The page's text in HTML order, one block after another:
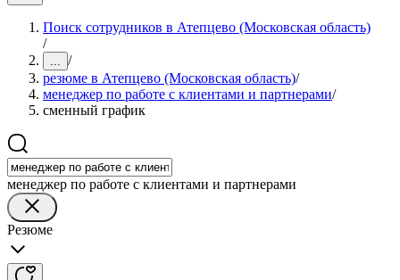
Поиск сотрудников в Атепцево (Московская область)
/
... /
резюме в Атепцево (Московская область)/
менеджер по работе с клиентами и партнерами/
сменный график
менеджер по работе с клиентами и партнерами
Резюме